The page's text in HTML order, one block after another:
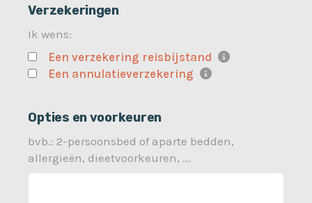
Verzekeringen
Ik wens:
Een verzekering reisbijstand
Een annulatieverzekering
Opties en voorkeuren
bvb.: 2-persoonsbed of aparte bedden,
allergieën, dieetvoorkeuren, ...